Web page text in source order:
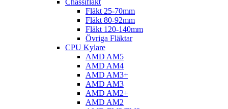
Chassifläkt
Fläkt 25-70mm
Fläkt 80-92mm
Fläkt 120-140mm
Övriga Fläktar
CPU Kylare
AMD AM5
AMD AM4
AMD AM3+
AMD AM3
AMD AM2+
AMD AM2